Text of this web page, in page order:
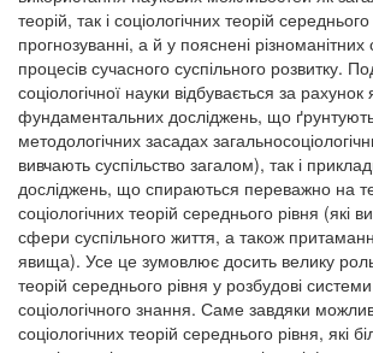
теорій, так і соціологічних теорій
прогнозуванні, а й у пояснені
процесів сучасного суспільного розвитку.
соціологічної науки відбувається за рахунок
фундаментальних досліджень, що
методологічних засадах
вивчають суспільство загалом), так і
досліджень, що спираються переважно на
соціологічних теорій середнього рівня (які
сфери суспільного життя, а також
явища). Усе це зумовлює досить велику роль
теорій середнього рівня у розбудові
соціологічного знання. Саме завдяки
соціологічних теорій середнього рівня, які